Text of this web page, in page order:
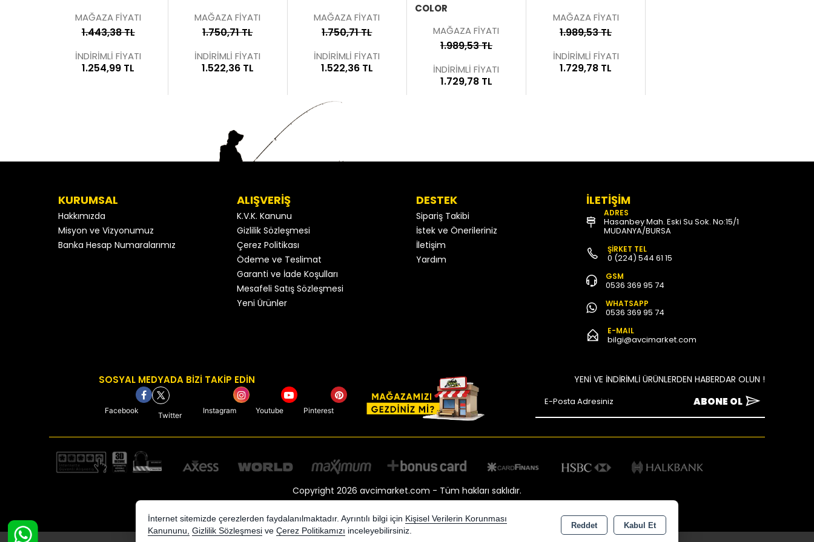
MAĞAZA FİYATI
1.443,38 TL
İNDİRİMLİ FİYATI
1.254,99 TL
MAĞAZA FİYATI
1.750,71 TL
İNDİRİMLİ FİYATI
1.522,36 TL
MAĞAZA FİYATI
1.750,71 TL
İNDİRİMLİ FİYATI
1.522,36 TL
COLOR
MAĞAZA FİYATI
1.989,53 TL
İNDİRİMLİ FİYATI
1.729,78 TL
MAĞAZA FİYATI
1.989,53 TL
İNDİRİMLİ FİYATI
1.729,78 TL
KURUMSAL
Hakkımızda
Misyon ve Vizyonumuz
Banka Hesap Numaralarımız
ALIŞVERİŞ
K.V.K. Kanunu
Gizlilik Sözleşmesi
Çerez Politikası
Ödeme ve Teslimat
Garanti ve İade Koşulları
Mesafeli Satış Sözleşmesi
Yeni Ürünler
DESTEK
Sipariş Takibi
İstek ve Önerileriniz
İletişim
Yardım
İLETİŞİM
ADRES
Hasanbey Mah. Eski Su Sok. No:15/1
MUDANYA/BURSA
ŞİRKET TEL
0 (224) 544 61 15
GSM
0536 369 95 74
WHATSAPP
0536 369 95 74
E-MAIL
bilgi@avcimarket.com
SOSYAL MEDYADA BİZİ TAKİP EDİN
Facebook
Twitter
Instagram Youtube Pinterest
YENİ VE İNDİRİMLİ ÜRÜNLERDEN HABERDAR OLUN !
ABONE OL
Copyright 2026 avcimarket.com - Tüm hakları saklıdır.
İnternet sitemizde çerezlerden faydalanılmaktadır. Ayrıntılı bilgi için Kişisel Verilerin Korunması
Kanununu, Gizlilik Sözleşmesi ve Çerez Politikamızı inceleyebilirsiniz.
Reddet Kabul Et